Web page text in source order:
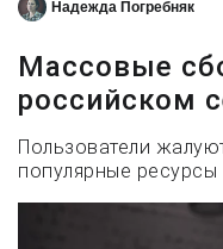
Надежда Погребняк
Массовые
российском
Пользователи
популярные ресурсы